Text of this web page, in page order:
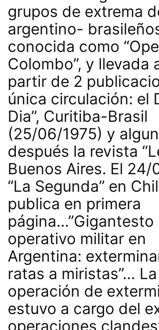
grupos de extrema
argentino-
conocida como
Colombo”, y llevada
partir de 2
única circulación: el
Dia”, Curitiba-Brasil
(25/06/1975) y
después la revista
Buenos Aires. El 24/
“La Segunda” en
publica en primera
página…”Gigantesto
operativo militar en
Argentina:
ratas a miristas”… La
operación de
estuvo a cargo del
operaciones